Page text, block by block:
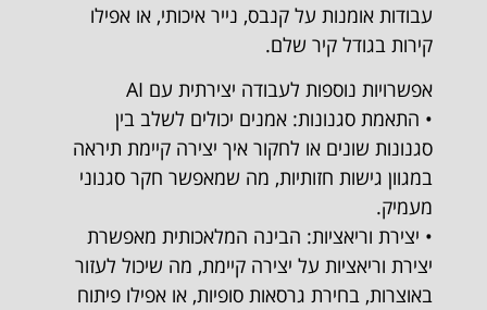
עבודות אומנות על קנבס, נייר איכותי, או אפילו
קירות בגודל קיר שלם.
אפשרויות נוספות לעבודה יצירתית עם AI
• התאמת סגנונות: אמנים יכולים לשלב בין
סגנונות שונים או לחקור איך יצירה קיימת תיראה
במגוון גישות חזותיות, מה שמאפשר חקר סגנוני
מעמיק.
• יצירת וריאציות: הבינה המלאכותית מאפשרת
יצירת וריאציות על יצירה קיימת, מה שיכול לעזור
באוצרות, בחירת גרסאות סופיות, או אפילו פיתוח